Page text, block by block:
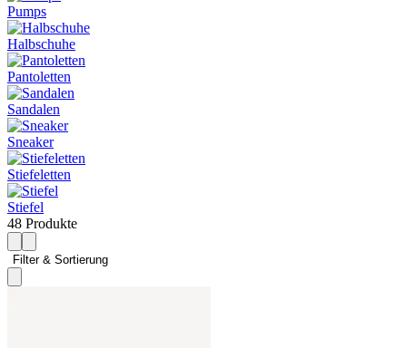
Pumps
Halbschuhe
Pantoletten
Sandalen
Sneaker
Stiefeletten
Stiefel
48 Produkte